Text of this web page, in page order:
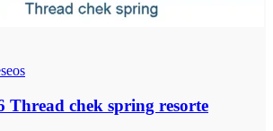
Thread chek spring resorte